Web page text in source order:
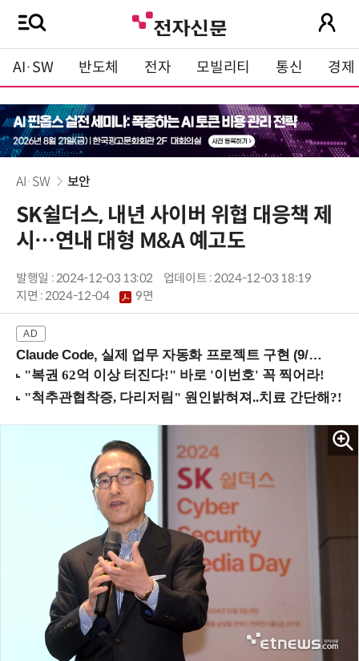
AI·SW 반도체 전자 모빌리티 통신 경제
AI·SW 보안
SK쉴더스, 내년 사이버 위협 대응책 제
시…연내 대형 M&A 예고도
발행일 : 2024-12-03 13:02
업데이트 : 2024-12-03 18:19
지면 :2024-12-04 9면
Claude Code, 실제 업무 자동화 프로젝트 구현 (9/16 ~17 강남역)